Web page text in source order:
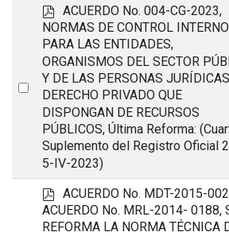
Select
p
d
f
ACUERDO No. 004-CG-2023,
NORMAS DE CONTROL INTERNO
PARA LAS ENTIDADES,
ORGANISMOS DEL SECTOR
Y DE LAS PERSONAS
DERECHO PRIVADO QUE
DISPONGAN DE RECURSOS
PÚBLICOS, Última Reforma:
Suplemento del Registro Oficial
5-IV-2023)
p
d
f
ACUERDO No. MDT-2015-
ACUERDO No. MRL-2014- 0188,
REFORMA LA NORMA TÉCNICA